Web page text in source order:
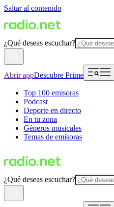
Saltar al contenido
¿Qué deseas escuchar?
Abrir appDescubre Prime
Top 100 emisoras
Podcast
Deporte en directo
En tu zona
Géneros musicales
Temas de emisoras
¿Qué deseas escuchar?